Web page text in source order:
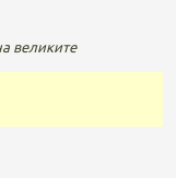
великите